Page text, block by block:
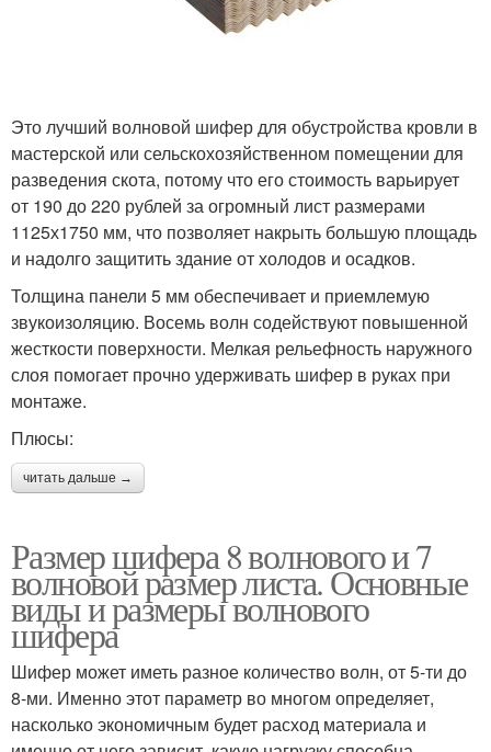
Это лучший волновой шифер для обустройства кровли в
мастерской или сельскохозяйственном помещении для
разведения скота, потому что его стоимость варьирует
от 190 до 220 рублей за огромный лист размерами
1125х1750 мм, что позволяет накрыть большую площадь
и надолго защитить здание от холодов и осадков.
Толщина панели 5 мм обеспечивает и приемлемую
звукоизоляцию. Восемь волн содействуют повышенной
жесткости поверхности. Мелкая рельефность наружного
слоя помогает прочно удерживать шифер в руках при
монтаже.
Плюсы:
читать дальше →
Размер шифера 8 волнового и 7
волновой размер листа. Основные
виды и размеры волнового
шифера
Шифер может иметь разное количество волн, от 5-ти до
8-ми. Именно этот параметр во многом определяет,
насколько экономичным будет расход материала и